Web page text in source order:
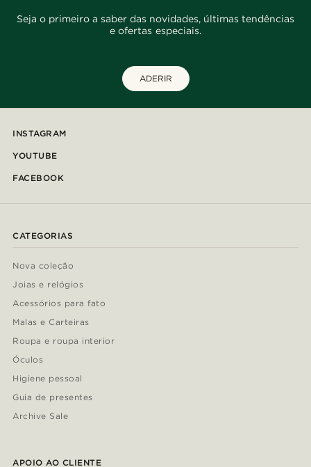
Seja o primeiro a saber das novidades, últimas tendências
e ofertas especiais.
ADERIR
INSTAGRAM
YOUTUBE
FACEBOOK
CATEGORIAS
Nova coleção
Joias e relógios
Acessórios para fato
Malas e Carteiras
Roupa e roupa interior
Óculos
Higiene pessoal
Guia de presentes
Archive Sale
APOIO AO CLIENTE